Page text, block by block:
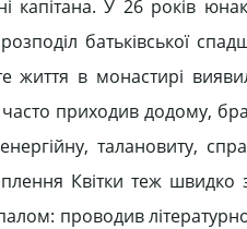
капітана. У 26 років
батьківської
життя в монастирі
приходив додому,
талановиту,
Квітки теж
проводив